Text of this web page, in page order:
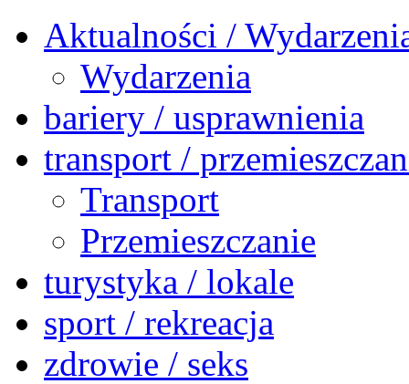
Aktualności /
Wydarzenia
bariery / usprawnienia
transport /
Transport
Przemieszczanie
turystyka / lokale
sport / rekreacja
zdrowie / seks